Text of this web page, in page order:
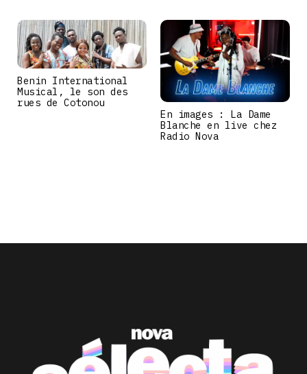
Benin International
Musical, le son des
rues de Cotonou
En images : La Dame
Blanche en live chez
Radio Nova